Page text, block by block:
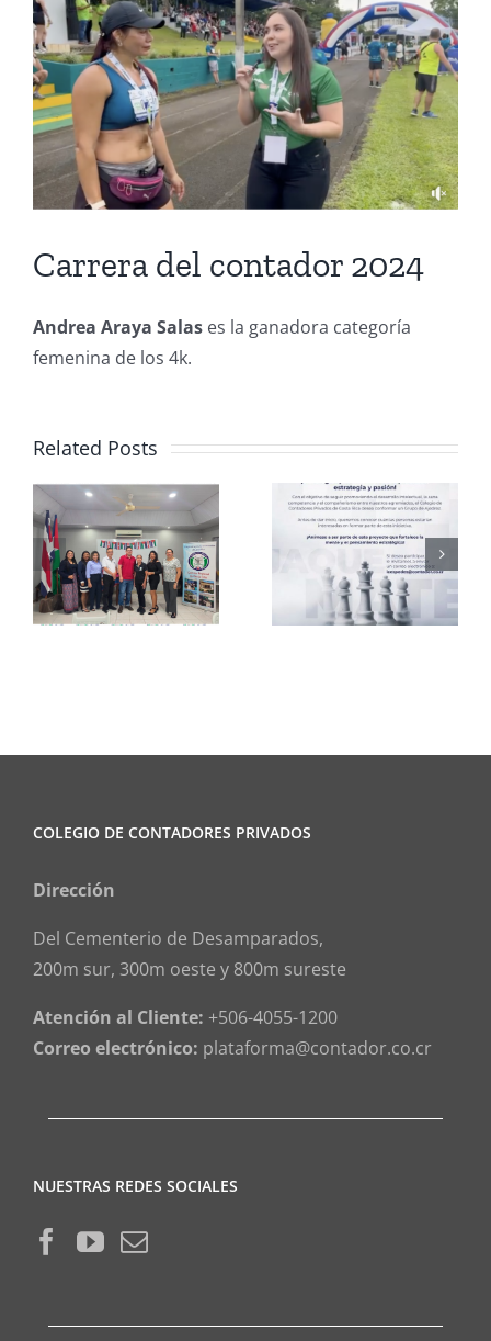
Larger
Image
Carrera del contador 2024
Andrea Araya Salas es la ganadora categoría
femenina de los 4k.
Related Posts
Club de
Ajedrez
CCPCR
Informa
COLEGIO DE CONTADORES PRIVADOS
Dirección
Del Cementerio de Desamparados,
200m sur, 300m oeste y 800m sureste
Atención al Cliente: +506-4055-1200
Correo electrónico: plataforma@contador.co.cr
NUESTRAS REDES SOCIALES